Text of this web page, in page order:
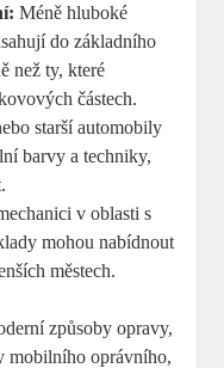
Méně hluboké
do základního
než ty, které
částech.
starší automobily
barvy a techniky,
v oblasti s
mohou nabídnout
městech.
způsoby opravy,
mobilního oprávního,